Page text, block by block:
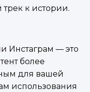
к истории.
Инстаграм — это
более
для вашей
использования